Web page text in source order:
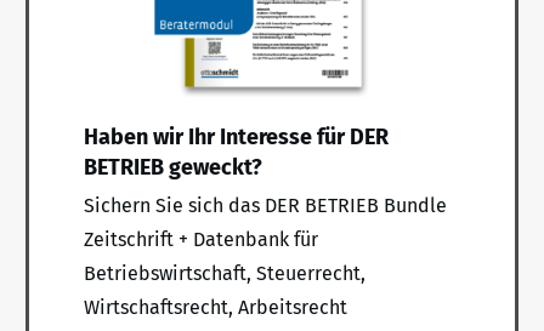
Haben wir Ihr Interesse für DER
BETRIEB geweckt?
Sichern Sie sich das DER BETRIEB Bundle
Zeitschrift + Datenbank für
Betriebswirtschaft, Steuerrecht,
Wirtschaftsrecht, Arbeitsrecht